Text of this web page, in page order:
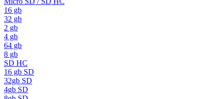
16 gb
32 gb
2 gb
4 gb
64 gb
8 gb
SD HC
16 gb SD
32gb SD
4gb SD